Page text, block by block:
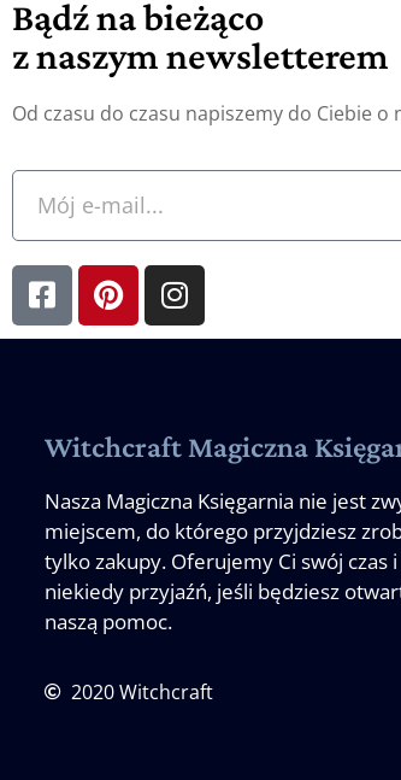
Bądź na bieżąco
z naszym newsletterem
Od czasu do czasu napiszemy do Ciebie
Witchcraft Magiczna
Nasza Magiczna Księgarnia nie jest
miejscem, do którego przyjdziesz
tylko zakupy. Oferujemy Ci swój czas i
niekiedy przyjaźń, jeśli będziesz
naszą pomoc.
2020 Witchcraft